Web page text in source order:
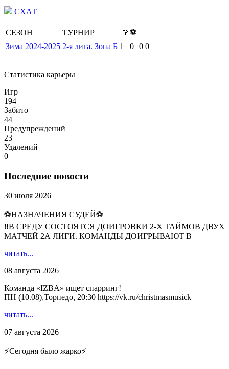
СХАТ
СЕЗОН ТУРНИР 👕 ⚽
Зима 2024-2025 2-я лига. Зона Б 1 0 0 0
Статистика карьеры
Игр
194
Забито
44
Предупреждений
23
Удалений
0
Последние новости
30 июля 2026
⚽НАЗНАЧЕНИЯ СУДЕЙ⚽
‼В СРЕДУ СОСТОЯТСЯ ДОИГРОВКИ 2-Х ТАЙМОВ ДВУХ
МАТЧЕЙ 2А ЛИГИ. КОМАНДЫ ДОИГРЫВАЮТ В
читать...
08 августа 2026
Команда «IZBA» ищет спарринг!
ПН (10.08),Торпедо, 20:30 https://vk.ru/christmasmusick
читать...
07 августа 2026
⚡️Сегодня было жарко⚡️